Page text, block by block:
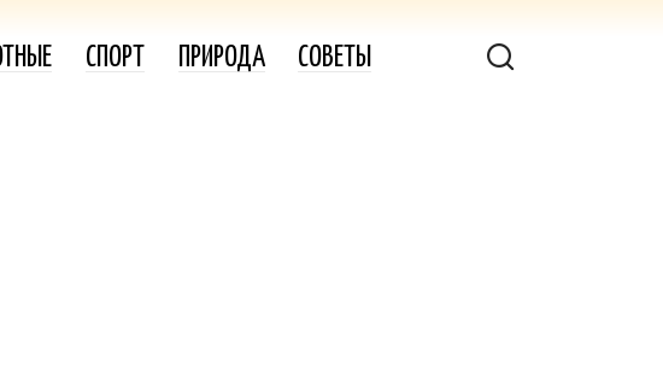
СПОРТ ПРИРОДА СОВЕТЫ